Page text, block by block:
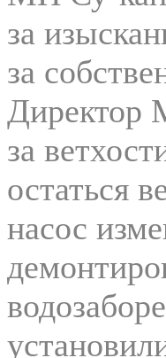
за
за
Директор
за
остаться
насос